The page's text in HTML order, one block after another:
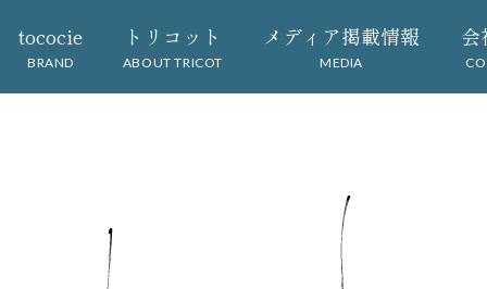
tococie
BRAND
トリコット
ABOUT TRICOT
メディア掲載情報
MEDIA
会